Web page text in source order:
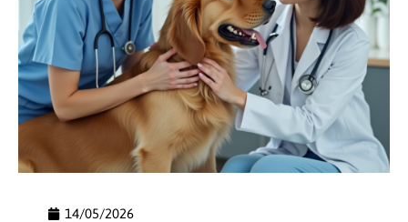
14/05/2026